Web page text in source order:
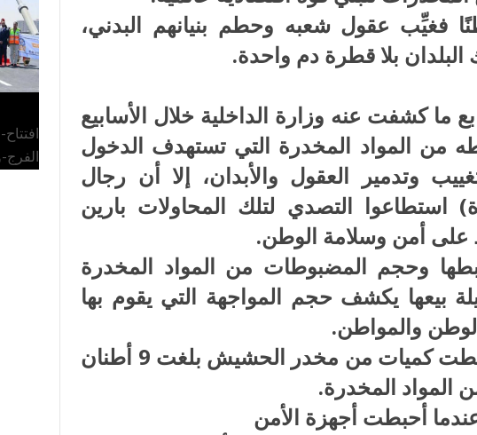
فغيِّب عقول شعبه وحطم بنيانهم البدني،
بلا قطرة دم واحدة.
ما كشفت عنه وزارة الداخلية خلال الأسابيع
من المواد المخدرة التي تستهدف الدخول
وتدمير العقول والأبدان، إلا أن رجال
استطاعوا التصدي لتلك المحاولات بارين
على أمن وسلامة الوطن.
وحجم المضبوطات من المواد المخدرة
بيعها يكشف حجم المواجهة التي يقوم بها
والمواطن.
خلال خمسة عشر يومًا ضُبطت كميات من مخدر الحشيش بلغت 9 أطنان
المواد المخدرة.
أحبطت أجهزة الأمن